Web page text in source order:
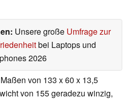
Unsere große Umfrage zur
bei Laptops und
2026
von 133 x 60 x 13,5
von 155 geradezu winzig,